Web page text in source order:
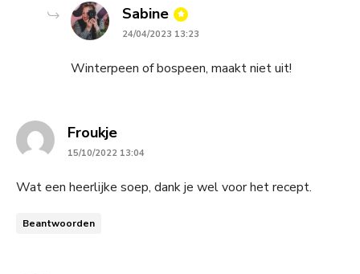
Sabine says:
24/04/2023 13:23
Winterpeen of bospeen, maakt niet uit!
Froukjesays:
15/10/2022 13:04
Wat een heerlijke soep, dank je wel voor het recept.
Beantwoorden